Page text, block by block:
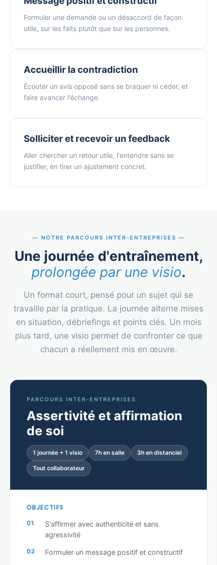
Formuler une demande ou un désaccord de façon
utile, sur les faits plutôt que sur les personnes.
Accueillir la contradiction
Écouter un avis opposé sans se braquer ni céder, et
faire avancer l'échange.
Solliciter et recevoir un feedback
Aller chercher un retour utile, l'entendre sans se
justifier, en tirer un ajustement concret.
NOTRE PARCOURS INTER-ENTREPRISES
Une journée d'entraînement,
prolongée par une visio.
Un format court, pensé pour un sujet qui se
travaille par la pratique. La journée alterne mises
en situation, débriefings et points clés. Un mois
plus tard, une visio permet de confronter ce que
chacun a réellement mis en œuvre.
PARCOURS INTER-ENTREPRISES
Assertivité et affirmation
de soi
1 journée + 1 visio 7h en salle 3h en distanciel
Tout collaborateur
OBJECTIFS
S'affirmer avec authenticité et sans
agressivité
Formuler un message positif et constructif